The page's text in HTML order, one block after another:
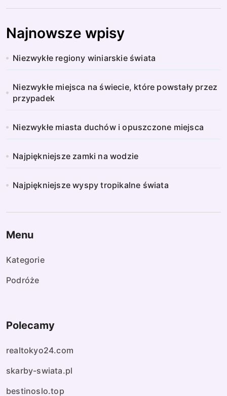
Najnowsze wpisy
Niezwykłe regiony winiarskie świata
Niezwykłe miejsca na świecie, które powstały przez
przypadek
Niezwykłe miasta duchów i opuszczone miejsca
Najpiękniejsze zamki na wodzie
Najpiękniejsze wyspy tropikalne świata
Menu
Kategorie
Podróże
Polecamy
realtokyo24.com
skarby-swiata.pl
bestinoslo.top